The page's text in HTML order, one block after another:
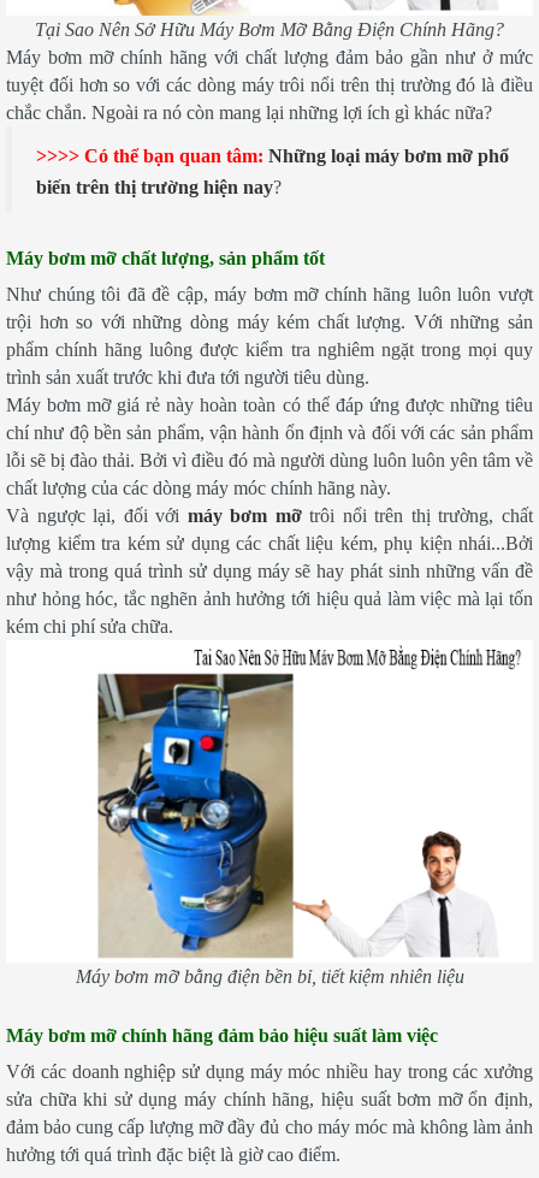
Tại Sao Nên Sở Hữu Máy Bơm Mỡ Bằng Điện Chính Hãng?
Máy bơm mỡ chính hãng với chất lượng đảm bảo gần như ở mức
tuyệt đối hơn so với các dòng máy trôi nổi trên thị trường đó là điều
chắc chắn. Ngoài ra nó còn mang lại những lợi ích gì khác nữa?
>>>> Có thể bạn quan tâm: Những loại máy bơm mỡ phổ
biến trên thị trường hiện nay?
Máy bơm mỡ chất lượng, sản phẩm tốt
Như chúng tôi đã đề cập, máy bơm mỡ chính hãng luôn luôn vượt
trội hơn so với những dòng máy kém chất lượng. Với những sản
phẩm chính hãng luông được kiểm tra nghiêm ngặt trong mọi quy
trình sản xuất trước khi đưa tới người tiêu dùng.
Máy bơm mỡ giá rẻ này hoàn toàn có thể đáp ứng được những tiêu
chí như độ bền sản phẩm, vận hành ổn định và đối với các sản phẩm
lỗi sẽ bị đào thải. Bởi vì điều đó mà người dùng luôn luôn yên tâm về
chất lượng của các dòng máy móc chính hãng này.
Và ngược lại, đối với máy bơm mỡtrôi nổi trên thị trường, chất
lượng kiểm tra kém sử dụng các chất liệu kém, phụ kiện nhái...Bởi
vậy mà trong quá trình sử dụng máy sẽ hay phát sinh những vấn đề
như hỏng hóc, tắc nghẽn ảnh hưởng tới hiệu quả làm việc mà lại tốn
kém chi phí sửa chữa.
Máy bơm mỡ bằng điện bền bỉ, tiết kiệm nhiên liệu
Máy bơm mỡ chính hãng đảm bảo hiệu suất làm việc
Với các doanh nghiệp sử dụng máy móc nhiều hay trong các xưởng
sửa chữa khi sử dụng máy chính hãng, hiệu suất bơm mỡ ổn định,
đảm bảo cung cấp lượng mỡ đầy đủ cho máy móc mà không làm ảnh
hưởng tới quá trình đặc biệt là giờ cao điểm.